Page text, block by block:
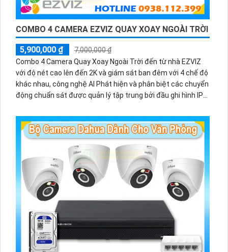
COMBO 4 CAMERA EZVIZ QUAY XOAY NGOÀI TRỜI
5,900,000 ₫
7,000,000 ₫
Combo 4 Camera Quay Xoay Ngoài Trời đến từ nhà EZVIZ
với độ nét cao lên đến 2K và giám sát ban đêm với 4 chế độ
khác nhau, công nghệ AI Phát hiện và phân biệt các chuyển
động chuẩn sát được quản lý tập trung bởi đầu ghi hình IP